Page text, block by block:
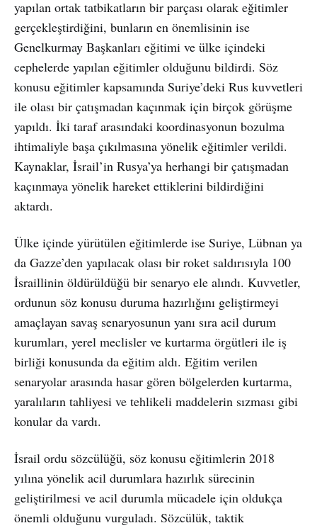
yapılan ortak tatbikatların bir parçası olarak eğitimler
gerçekleştirdiğini, bunların en önemlisinin ise
Genelkurmay Başkanları eğitimi ve ülke içindeki
cephelerde yapılan eğitimler olduğunu bildirdi. Söz
konusu eğitimler kapsamında Suriye’deki Rus kuvvetleri
ile olası bir çatışmadan kaçınmak için birçok görüşme
yapıldı. İki taraf arasındaki koordinasyonun bozulma
ihtimaliyle başa çıkılmasına yönelik eğitimler verildi.
Kaynaklar, İsrail’in Rusya’ya herhangi bir çatışmadan
kaçınmaya yönelik hareket ettiklerini bildirdiğini
aktardı.
Ülke içinde yürütülen eğitimlerde ise Suriye, Lübnan ya
da Gazze’den yapılacak olası bir roket saldırısıyla 100
İsraillinin öldürüldüğü bir senaryo ele alındı. Kuvvetler,
ordunun söz konusu duruma hazırlığını geliştirmeyi
amaçlayan savaş senaryosunun yanı sıra acil durum
kurumları, yerel meclisler ve kurtarma örgütleri ile iş
birliği konusunda da eğitim aldı. Eğitim verilen
senaryolar arasında hasar gören bölgelerden kurtarma,
yaralıların tahliyesi ve tehlikeli maddelerin sızması gibi
konular da vardı.
İsrail ordu sözcülüğü, söz konusu eğitimlerin 2018
yılına yönelik acil durumlara hazırlık sürecinin
geliştirilmesi ve acil durumla mücadele için oldukça
önemli olduğunu vurguladı. Sözcülük, taktik